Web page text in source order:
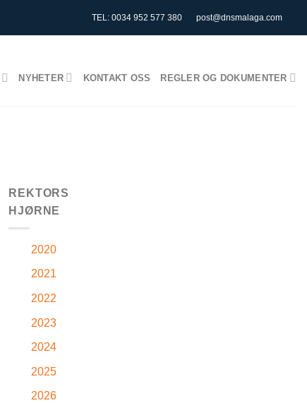
TEL: 0034 952 577 380 post@dnsmalaga.com
NYHETER KONTAKT OSS REGLER OG DOKUMENTER
REKTORS
HJØRNE
2020
2021
2022
2023
2024
2025
2026